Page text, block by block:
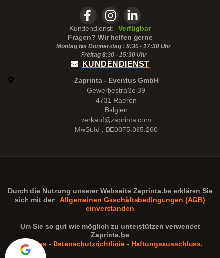
Kundendienst:
Verfügbar
Fragen? Wir helfen gerne
Montag bis Donnerstag : 8:30 - 17:30 Uhr
Freitag 8:30 - 15:30Uhr
KUNDENDIENST
Zaprinta - Eventus GmbH
Gewerbestraße 39
4731 Raeren
Belgien
verkauf@zaprinta.com
MwSt.Id : BE0875.865.260
Durch die Nutzung unserer Webseite Zaprinta.beerklären Sie
sich mit den Allgemeinen Geschäftsbedingungen (AGB)
einverstanden
Um Sie so gut wie möglich zu unterstützen verwendet
Zaprinta.be
Cookies - Datenschutzrichtlinie - Haftungsausschluss.